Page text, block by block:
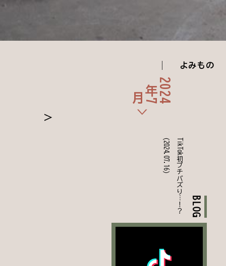
よみもの
2
0
2 4
年7
月
BLOG
TikTok初プチバズり…！？
(2024.07.16)